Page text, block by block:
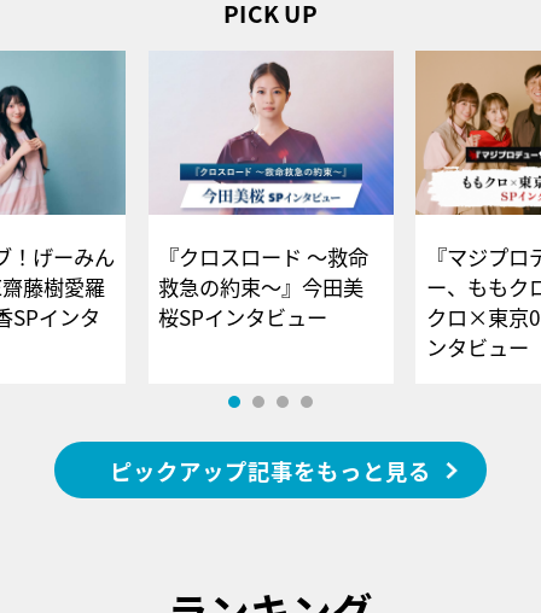
PICK UP
！げーみん
藤樹愛羅
SPインタ
『クロスロード ～救命
救急の約束～』今田美
桜SPインタビュー
『マジプロ
ー、ももク
クロ×東京
ンタビュー
ピックアップ記事をもっと見る